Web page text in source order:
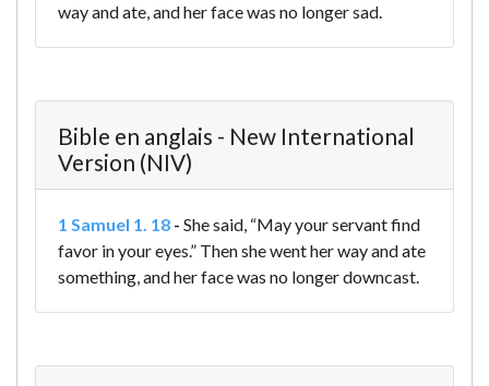
way and ate, and her face was no longer sad.
Bible en anglais - New International
Version (NIV)
1 Samuel 1. 18 - She said, “May your servant find
favor in your eyes.” Then she went her way and ate
something, and her face was no longer downcast.